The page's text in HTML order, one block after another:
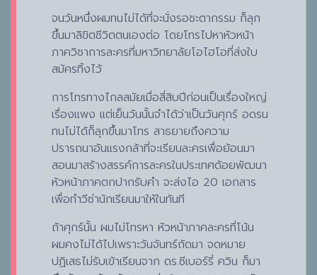
จนวันหนึ่งผมทนไม่ได้ที่จะนั่งรอชะตากรรม ก็ลุก
ขึ้นมาลิขิตชีวิตตนเองต่อ โดยโทรไปหาหัวหน้า
ภาควิชาการละครที่มหาวิทยาลัยโอไฮโอที่ส่งใบ
สมัครทิ้งไว้
การโทรทางไกลสมัยเมื่อสี่สิบปีก่อนเป็นเรื่องใหญ่
เรื่องแพง แต่เย็นวันนั้นจำได้ว่าเป็นวันศุกร์ อดรน
ทนไม่ได้ก็ลุกขึ้นมาโทร สาธยายถึงความ
ปรารถนาอันแรงกล้าที่จะเรียนละครเพื่อย้อนมา
สอนมาสร้างสรรค์การละครในประเทศด้อยพัฒนา
หัวหน้าภาคตกปากรับคำ จะส่งไอ 20 เอกสาร
เพื่อทำวีซ่านักเรียนมาให้ในทันที
ถ้าศุกร์นั้น ผมไม่โทรหา หัวหน้าภาคละครที่โน้น
ผมคงไม่ได้ไปเพราะวันจันทร์ถัดมา จดหมาย
ปฏิเสธไม่รับเข้าเรียนจาก ดร.ซีเบอร์รี่ ควิน ก็มา